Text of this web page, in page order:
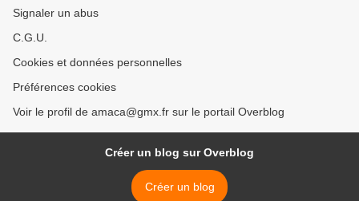
Signaler un abus
C.G.U.
Cookies et données personnelles
Préférences cookies
Voir le profil de amaca@gmx.fr sur le portail Overblog
Créer un blog sur Overblog
Créer un blog